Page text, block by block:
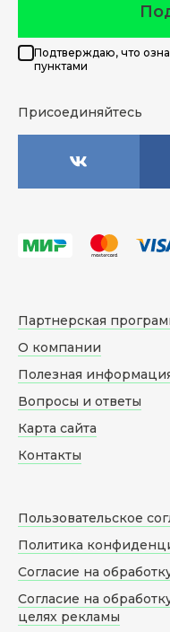
Подтверждаю, что
пунктами
Присоединяйтесь
Партнерская
О компании
Полезная
Вопросы и ответы
Карта сайта
Контакты
Пользовательское
Политика
Согласие на
Согласие на
целях рекламы